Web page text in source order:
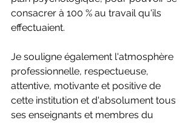
consacrer à 100 % au travail qu'ils
effectuaient.
Je souligne également l'atmosphère
professionnelle, respectueuse,
attentive, motivante et positive de
cette institution et d'absolument tous
ses enseignants et membres du